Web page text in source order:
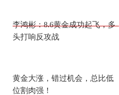
李鸿彬：8.6黄金成功起飞，多
头打响反攻战
黄金大涨，错过机会，总比低
位割肉强！